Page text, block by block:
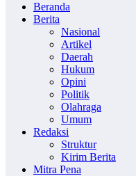
Beranda
Berita
Nasional
Artikel
Daerah
Hukum
Opini
Politik
Olahraga
Umum
Redaksi
Struktur
Kirim Berita
Mitra Pena